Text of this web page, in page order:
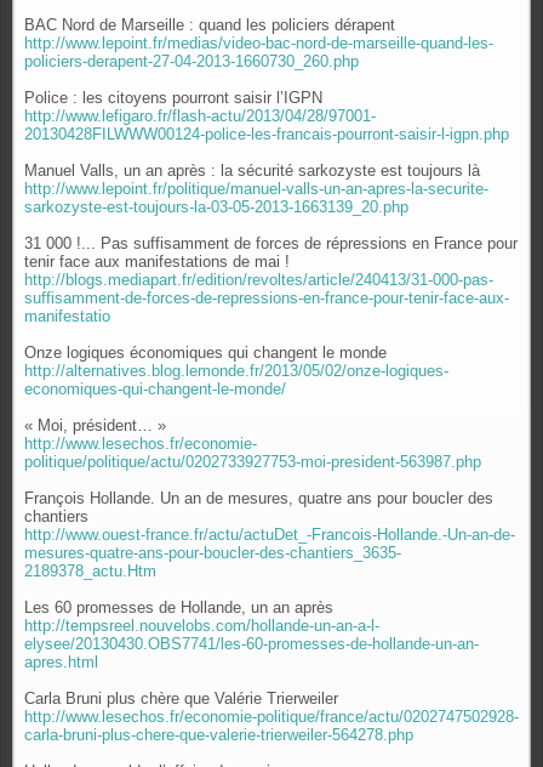
BAC Nord de Marseille : quand les policiers dérapent
http://www.lepoint.fr/medias/video-bac-nord-de-marseille-quand-les-
policiers-derapent-27-04-2013-1660730_260.php
Police : les citoyens pourront saisir l’IGPN
http://www.lefigaro.fr/flash-actu/2013/04/28/97001-
20130428FILWWW00124-police-les-francais-pourront-saisir-l-igpn.php
Manuel Valls, un an après : la sécurité sarkozyste est toujours là
http://www.lepoint.fr/politique/manuel-valls-un-an-apres-la-securite-
sarkozyste-est-toujours-la-03-05-2013-1663139_20.php
31 000 !... Pas suffisamment de forces de répressions en France pour
tenir face aux manifestations de mai !
http://blogs.mediapart.fr/edition/revoltes/article/240413/31-000-pas-
suffisamment-de-forces-de-repressions-en-france-pour-tenir-face-aux-
manifestatio
Onze logiques économiques qui changent le monde
http://alternatives.blog.lemonde.fr/2013/05/02/onze-logiques-
economiques-qui-changent-le-monde/
« Moi, président… »
http://www.lesechos.fr/economie-
politique/politique/actu/0202733927753-moi-president-563987.php
François Hollande. Un an de mesures, quatre ans pour boucler des
chantiers
http://www.ouest-france.fr/actu/actuDet_-Francois-Hollande.-Un-an-de-
mesures-quatre-ans-pour-boucler-des-chantiers_3635-
2189378_actu.Htm
Les 60 promesses de Hollande, un an après
http://tempsreel.nouvelobs.com/hollande-un-an-a-l-
elysee/20130430.OBS7741/les-60-promesses-de-hollande-un-an-
apres.html
Carla Bruni plus chère que Valérie Trierweiler
http://www.lesechos.fr/economie-politique/france/actu/0202747502928-
carla-bruni-plus-chere-que-valerie-trierweiler-564278.php